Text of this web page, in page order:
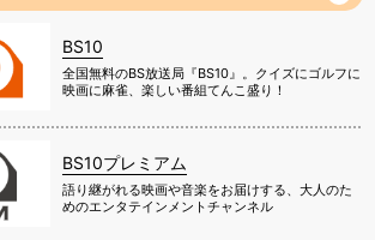
BS10
全国無料のBS放送局『BS10』。クイズにゴルフに
映画に麻雀、楽しい番組てんこ盛り！
BS10プレミアム
語り継がれる映画や音楽をお届けする、大人のた
めのエンタテインメントチャンネル